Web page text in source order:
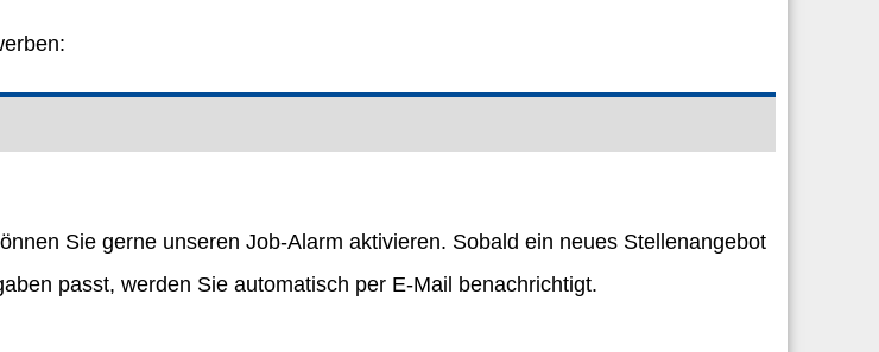
Sie gerne unseren Job-Alarm aktivieren. Sobald ein neues Stellenangebot
passt, werden Sie automatisch per E-Mail benachrichtigt.